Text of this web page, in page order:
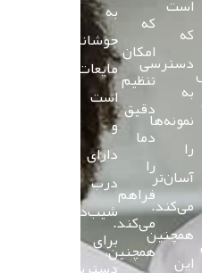
است
که
دسترسی
به
نمونه‌ها
را
آسان‌تر
می‌کند.
همچنین
این
که
امکان
تنظیم
دقیق
دما
را
فراهم
می‌کند.
همچنین،
به
جوشاندن
مایعات
است
و
دارای
درب
شیب‌دار
برای